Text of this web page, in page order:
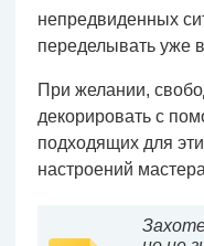
непредвиденных
переделывать уже
При желании,
декорировать с
подходящих для
настроений